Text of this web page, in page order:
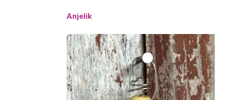
Anjelik